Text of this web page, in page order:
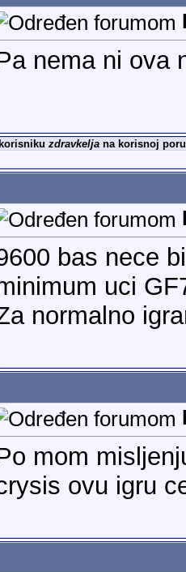
nema ni ova
zdravkeljana korisnoj
bas nece
uci
normalno
mom
ovu igru